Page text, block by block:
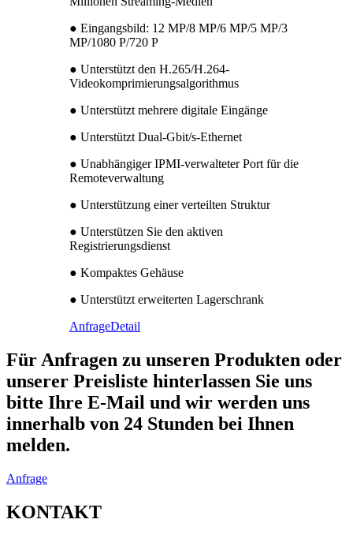
● Eingangsbild: 12 MP/8 MP/6 MP/5 MP/3
MP/1080 P/720 P
● Unterstützt den H.265/H.264-
Videokomprimierungsalgorithmus
● Unterstützt mehrere digitale Eingänge
● Unterstützt Dual-Gbit/s-Ethernet
● Unabhängiger IPMI-verwalteter Port für die
Remoteverwaltung
● Unterstützung einer verteilten Struktur
● Unterstützen Sie den aktiven
Registrierungsdienst
● Kompaktes Gehäuse
● Unterstützt erweiterten Lagerschrank
AnfrageDetail
Für Anfragen zu unseren Produkten oder
unserer Preisliste hinterlassen Sie uns
bitte Ihre E-Mail und wir werden uns
innerhalb von 24 Stunden bei Ihnen
melden.
Anfrage
KONTAKT